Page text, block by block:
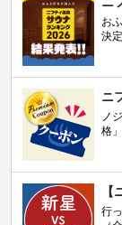
お
決定
ニ
ノ
格
行